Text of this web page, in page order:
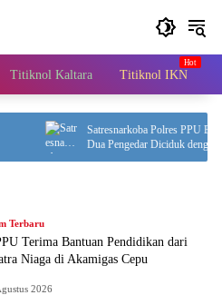
Titiknol Kaltara Titiknol IKN
Satresnarkoba Polres PPU Bongkar
Dua Pengedar Diciduk dengan 12
Terbaru
Terima Bantuan Pendidikan dari
Niaga di Akamigas Cepu
2026